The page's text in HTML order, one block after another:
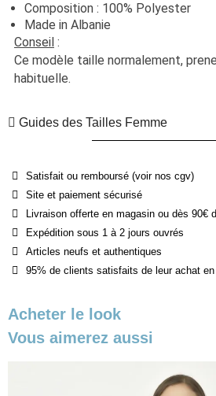
Composition : 100% Polyester
Made in Albanie
Conseil :
Ce modèle taille normalement,
habituelle.
Guides des Tailles Femme
Satisfait ou remboursé (voir nos cgv)
Site et paiement sécurisé
Livraison offerte en magasin ou dès 90€
Expédition sous 1 à 2 jours ouvrés
Articles neufs et authentiques
95% de clients satisfaits de leur achat en
Acheter le look
Vous aimerez aussi